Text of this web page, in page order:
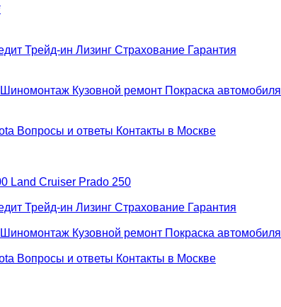
Трейд-ин Лизинг Страхование Гарантия
Шиномонтаж Кузовной ремонт Покраска автомобиля
Вопросы и ответы Контакты в Москве
Land Cruiser Prado 250
Трейд-ин Лизинг Страхование Гарантия
Шиномонтаж Кузовной ремонт Покраска автомобиля
Вопросы и ответы Контакты в Москве